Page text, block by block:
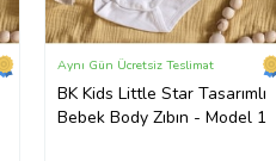
BK Kids Little Star Tasarımlı
Bebek Body Zıbın - Model 1
Aynı Gün Ücretsiz Teslimat